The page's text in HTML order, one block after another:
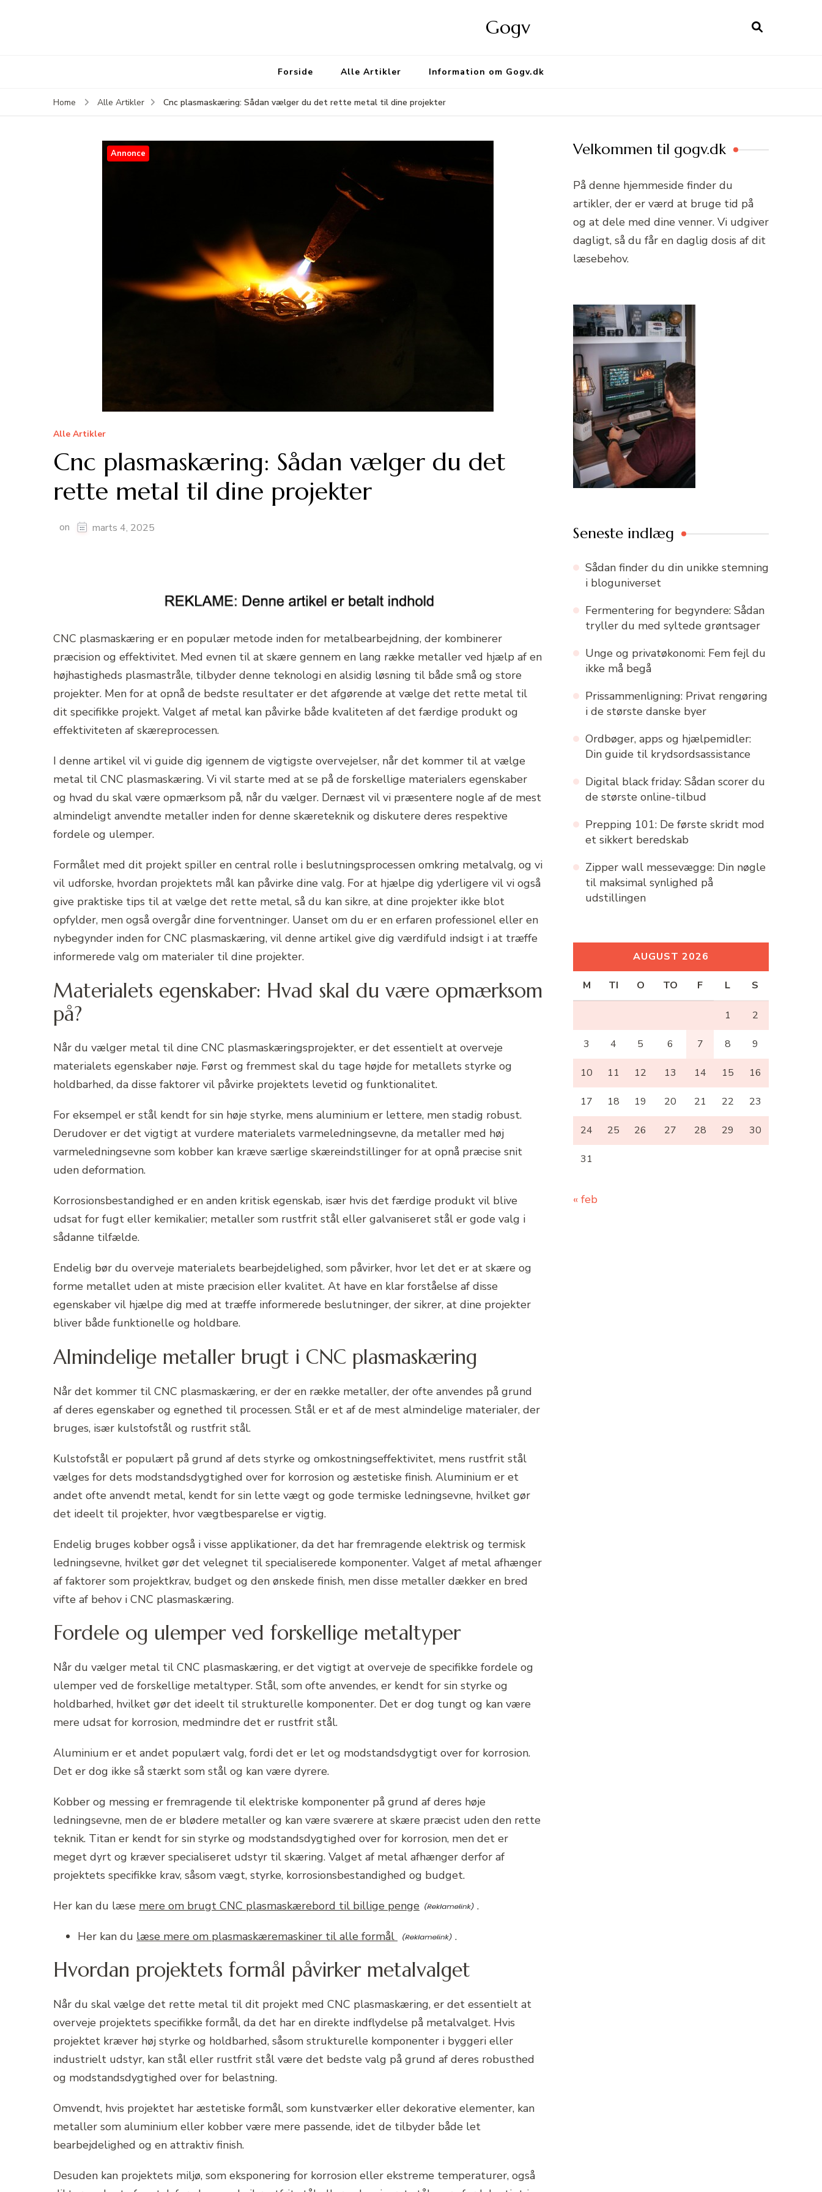
Gogv
Forside Alle Artikler Information om Gogv.dk
Home Alle Artikler Cnc plasmaskæring: Sådan vælger du det rette metal til dine projekter
Annonce
Alle Artikler
Cnc plasmaskæring: Sådan vælger du det
rette metal til dine projekter
on marts 4, 2025
CNC plasmaskæring er en populær metode inden for metalbearbejdning, der kombinerer
præcision og effektivitet. Med evnen til at skære gennem en lang række metaller ved hjælp af en
højhastigheds plasmastråle, tilbyder denne teknologi en alsidig løsning til både små og store
projekter. Men for at opnå de bedste resultater er det afgørende at vælge det rette metal til
dit specifikke projekt. Valget af metal kan påvirke både kvaliteten af det færdige produkt og
effektiviteten af skæreprocessen.
I denne artikel vil vi guide dig igennem de vigtigste overvejelser, når det kommer til at vælge
metal til CNC plasmaskæring. Vi vil starte med at se på de forskellige materialers egenskaber
og hvad du skal være opmærksom på, når du vælger. Dernæst vil vi præsentere nogle af de mest
almindeligt anvendte metaller inden for denne skæreteknik og diskutere deres respektive
fordele og ulemper.
Formålet med dit projekt spiller en central rolle i beslutningsprocessen omkring metalvalg, og vi
vil udforske, hvordan projektets mål kan påvirke dine valg. For at hjælpe dig yderligere vil vi også
give praktiske tips til at vælge det rette metal, så du kan sikre, at dine projekter ikke blot
opfylder, men også overgår dine forventninger. Uanset om du er en erfaren professionel eller en
nybegynder inden for CNC plasmaskæring, vil denne artikel give dig værdifuld indsigt i at træffe
informerede valg om materialer til dine projekter.
Materialets egenskaber: Hvad skal du være opmærksom
på?
Når du vælger metal til dine CNC plasmaskæringsprojekter, er det essentielt at overveje
materialets egenskaber nøje. Først og fremmest skal du tage højde for metallets styrke og
holdbarhed, da disse faktorer vil påvirke projektets levetid og funktionalitet.
For eksempel er stål kendt for sin høje styrke, mens aluminium er lettere, men stadig robust.
Derudover er det vigtigt at vurdere materialets varmeledningsevne, da metaller med høj
varmeledningsevne som kobber kan kræve særlige skæreindstillinger for at opnå præcise snit
uden deformation.
Korrosionsbestandighed er en anden kritisk egenskab, især hvis det færdige produkt vil blive
udsat for fugt eller kemikalier; metaller som rustfrit stål eller galvaniseret stål er gode valg i
sådanne tilfælde.
Endelig bør du overveje materialets bearbejdelighed, som påvirker, hvor let det er at skære og
forme metallet uden at miste præcision eller kvalitet. At have en klar forståelse af disse
egenskaber vil hjælpe dig med at træffe informerede beslutninger, der sikrer, at dine projekter
bliver både funktionelle og holdbare.
Almindelige metaller brugt i CNC plasmaskæring
Når det kommer til CNC plasmaskæring, er der en række metaller, der ofte anvendes på grund
af deres egenskaber og egnethed til processen. Stål er et af de mest almindelige materialer, der
bruges, især kulstofstål og rustfrit stål.
Kulstofstål er populært på grund af dets styrke og omkostningseffektivitet, mens rustfrit stål
vælges for dets modstandsdygtighed over for korrosion og æstetiske finish. Aluminium er et
andet ofte anvendt metal, kendt for sin lette vægt og gode termiske ledningsevne, hvilket gør
det ideelt til projekter, hvor vægtbesparelse er vigtig.
Endelig bruges kobber også i visse applikationer, da det har fremragende elektrisk og termisk
ledningsevne, hvilket gør det velegnet til specialiserede komponenter. Valget af metal afhænger
af faktorer som projektkrav, budget og den ønskede finish, men disse metaller dækker en bred
vifte af behov i CNC plasmaskæring.
Fordele og ulemper ved forskellige metaltyper
Når du vælger metal til CNC plasmaskæring, er det vigtigt at overveje de specifikke fordele og
ulemper ved de forskellige metaltyper. Stål, som ofte anvendes, er kendt for sin styrke og
holdbarhed, hvilket gør det ideelt til strukturelle komponenter. Det er dog tungt og kan være
mere udsat for korrosion, medmindre det er rustfrit stål.
Aluminium er et andet populært valg, fordi det er let og modstandsdygtigt over for korrosion.
Det er dog ikke så stærkt som stål og kan være dyrere.
Kobber og messing er fremragende til elektriske komponenter på grund af deres høje
ledningsevne, men de er blødere metaller og kan være sværere at skære præcist uden den rette
teknik. Titan er kendt for sin styrke og modstandsdygtighed over for korrosion, men det er
meget dyrt og kræver specialiseret udstyr til skæring. Valget af metal afhænger derfor af
projektets specifikke krav, såsom vægt, styrke, korrosionsbestandighed og budget.
Her kan du læse mere om brugt CNC plasmaskærebord til billige penge .
Her kan du læse mere om plasmaskæremaskiner til alle formål .
Hvordan projektets formål påvirker metalvalget
Når du skal vælge det rette metal til dit projekt med CNC plasmaskæring, er det essentielt at
overveje projektets specifikke formål, da det har en direkte indflydelse på metalvalget. Hvis
projektet kræver høj styrke og holdbarhed, såsom strukturelle komponenter i byggeri eller
industrielt udstyr, kan stål eller rustfrit stål være det bedste valg på grund af deres robusthed
og modstandsdygtighed over for belastning.
Omvendt, hvis projektet har æstetiske formål, som kunstværker eller dekorative elementer, kan
metaller som aluminium eller kobber være mere passende, idet de tilbyder både let
bearbejdelighed og en attraktiv finish.
Desuden kan projektets miljø, som eksponering for korrosion eller ekstreme temperaturer, også
Velkommen til gogv.dk
På denne hjemmeside finder du
artikler, der er værd at bruge tid på
og at dele med dine venner. Vi udgiver
dagligt, så du får en daglig dosis af dit
læsebehov.
Seneste indlæg
Sådan finder du din unikke stemning
i bloguniverset
Fermentering for begyndere: Sådan
tryller du med syltede grøntsager
Unge og privatøkonomi: Fem fejl du
ikke må begå
Prissammenligning: Privat rengøring
i de største danske byer
Ordbøger, apps og hjælpemidler:
Din guide til krydsordsassistance
Digital black friday: Sådan scorer du
de største online-tilbud
Prepping 101: De første skridt mod
et sikkert beredskab
Zipper wall messevægge: Din nøgle
til maksimal synlighed på
udstillingen
AUGUST 2026
M TI O TO F L S
1 2
3 4 5 6 7 8 9
10 11 12 13 14 15 16
17 18 19 20 21 22 23
24 25 26 27 28 29 30
31
« feb